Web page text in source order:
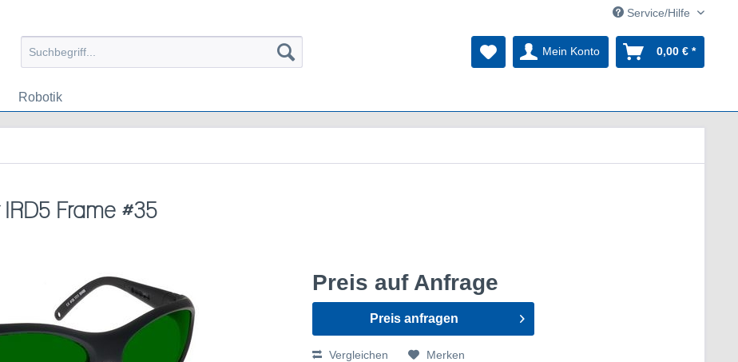
Service/Hilfe
Mein Konto 0,00 € *
Robotik
IRD5 Frame #35
Preis auf Anfrage
Preis anfragen
Vergleichen Merken